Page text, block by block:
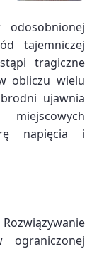
tajemniczej
tragiczne
obliczu wielu
ujawnia
napięcia i
ograniczonej